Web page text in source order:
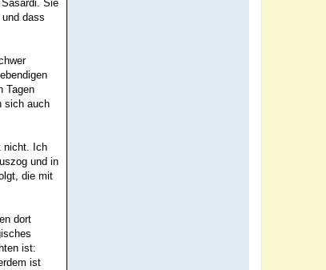
Sie
dass
Tagen
sich auch
nicht. Ich
und in
die mit
dort
ist:
ist